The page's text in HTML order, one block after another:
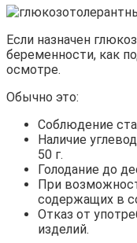
Если назначен
беременности, как
осмотре.
Обычно это:
Соблюдение
Наличие
50 г.
Голодание до
При
содержащих в
Отказ от
изделий.